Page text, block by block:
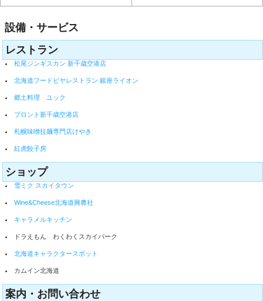
設備・サービス
レストラン
松尾ジンギスカン 新千歳空港店
北海道フードビヤレストラン 銀座ライオン
郷土料理 ユック
プロント新千歳空港店
札幌味噌拉麺専門店けやき
紅虎餃子房
ショップ
雪ミク スカイタウン
Wine&Cheese北海道興農社
キャラメルキッチン
ドラえもん わくわくスカイパーク
北海道キャラクタースポット
カムイン北海道
案内・お問い合わせ